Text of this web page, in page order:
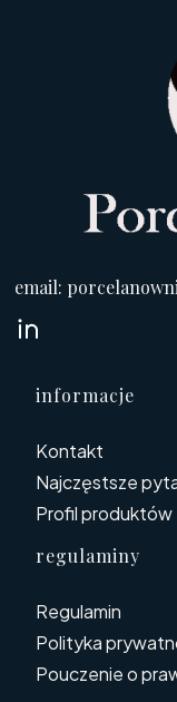
email:
Linki w
informacje
Kontakt
Najczęstsze
Profil produktów
regulaminy
Regulamin
Polityka
Pouczenie o